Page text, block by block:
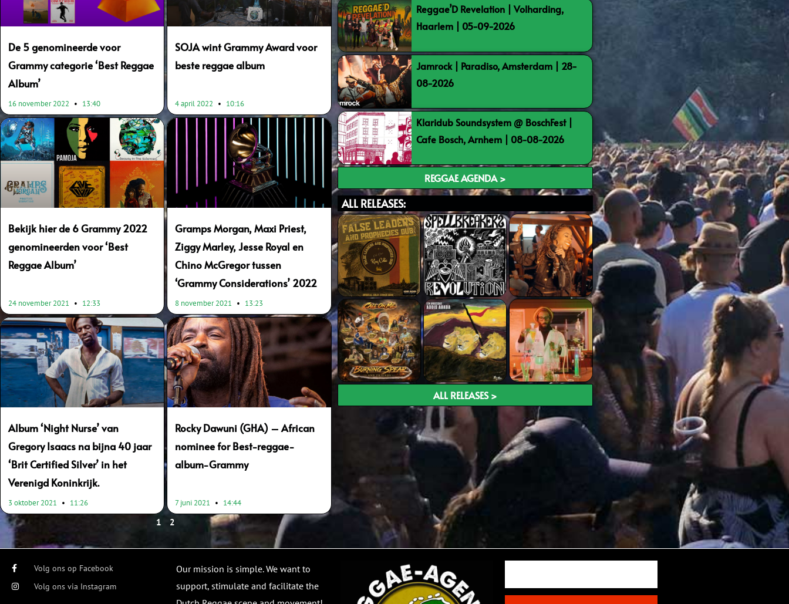
De 5 genomineerde voor
Grammy categorie ‘Best Reggae
Album’
16 november 2022 13:40
SOJA wint Grammy Award voor
beste reggae album
4 april 2022 10:16
Bekijk hier de 6 Grammy 2022
genomineerden voor ‘Best
Reggae Album’
24 november 2021 12:33
Gramps Morgan, Maxi Priest,
Ziggy Marley, Jesse Royal en
Chino McGregor tussen
‘Grammy Considerations’ 2022
8 november 2021 13:23
Album ‘Night Nurse’ van
Gregory Isaacs na bijna 40 jaar
‘Brit Certified Silver’ in het
Verenigd Koninkrijk.
3 oktober 2021 11:26
Rocky Dawuni (GHA) – African
nominee for Best-reggae-
album-Grammy
7 juni 2021 14:44
1 2
Reggae’D Revelation | Volharding,
Haarlem | 05-09-2026
Jamrock | Paradiso, Amsterdam | 28-
08-2026
Klaridub Soundsystem @ BoschFest |
Cafe Bosch, Arnhem | 08-08-2026
REGGAE AGENDA >
ALL RELEASES:
ALL RELEASES >
Volg ons op Facebook
Volg ons via Instagram
Our mission is simple. We want to
support, stimulate and facilitate the